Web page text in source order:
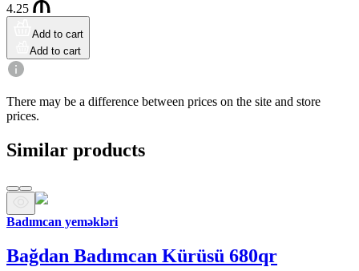
4.25
Add to cart
Add to cart
There may be a difference between prices on the site and store
prices.
Similar products
Badımcan yeməkləri
Bağdan Badımcan Kürüsü 680qr